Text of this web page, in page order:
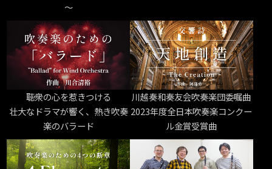
～
聴衆の心を惹きつける
壮大なドラマが響く、熱き吹奏
楽のバラード
川越奏和奏友会吹奏楽団委嘱曲
2023年度全日本吹奏楽コンクー
ル金賞受賞曲